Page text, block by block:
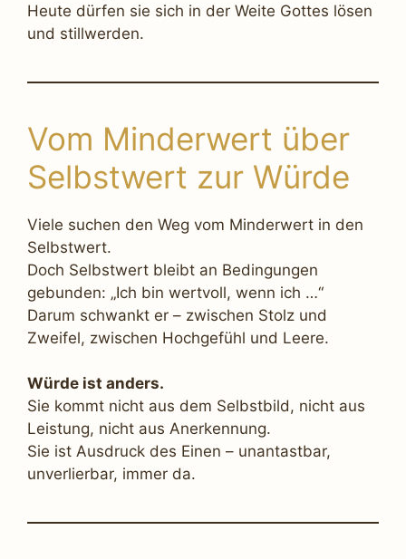
Heute dürfen sie sich in der Weite Gottes lösen
und stillwerden.
Vom Minderwert über
Selbstwert zur Würde
Viele suchen den Weg vom Minderwert in den
Selbstwert.
Doch Selbstwert bleibt an Bedingungen
gebunden: „Ich bin wertvoll, wenn ich …“
Darum schwankt er – zwischen Stolz und
Zweifel, zwischen Hochgefühl und Leere.
Würde ist anders.
Sie kommt nicht aus dem Selbstbild, nicht aus
Leistung, nicht aus Anerkennung.
Sie ist Ausdruck des Einen – unantastbar,
unverlierbar, immer da.